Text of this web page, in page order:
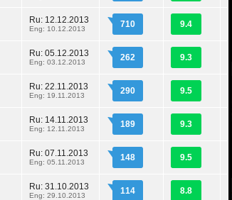
Ru: 12.12.2013
Eng: 10.12.2013 710 9.4
Ru: 05.12.2013
Eng: 03.12.2013 262 9.3
Ru: 22.11.2013
Eng: 19.11.2013 290 9.5
Ru: 14.11.2013
Eng: 12.11.2013 189 9.3
Ru: 07.11.2013
Eng: 05.11.2013 148 9.5
Ru: 31.10.2013
Eng: 29.10.2013 114 8.8